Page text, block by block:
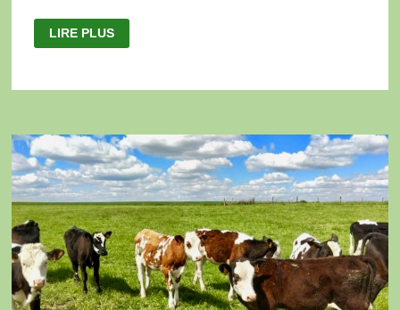
LÉGUMES
:
HUGO
GEORGES
LIRE PLUS